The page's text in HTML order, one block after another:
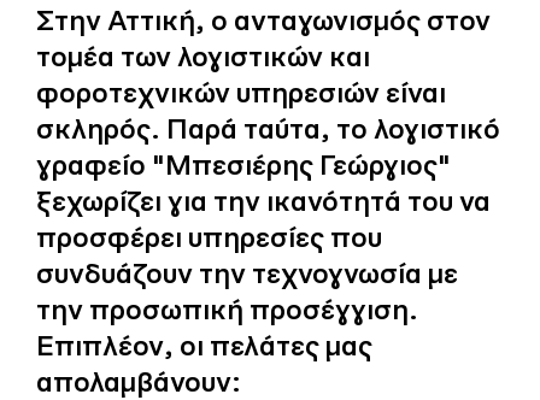
Στην Αττική, ο ανταγωνισμός στον
τομέα των λογιστικών και
φοροτεχνικών υπηρεσιών είναι
σκληρός. Παρά ταύτα, το λογιστικό
γραφείο "Μπεσιέρης Γεώργιος"
ξεχωρίζει για την ικανότητά του να
προσφέρει υπηρεσίες που
συνδυάζουν την τεχνογνωσία με
την προσωπική προσέγγιση.
Επιπλέον, οι πελάτες μας
απολαμβάνουν: